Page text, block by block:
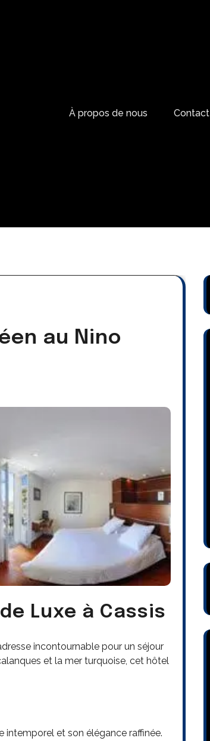
À propos de nous Contact
au Nino
Luxe à Cassis
incontournable pour un séjour
et la mer turquoise, cet hôtel
intemporel et son élégance raffinée.